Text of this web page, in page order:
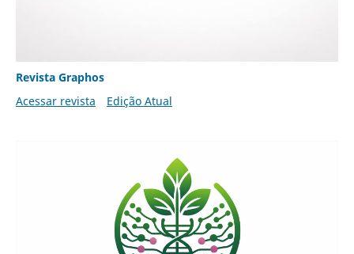
Revista Graphos
Acessar revista
Edição Atual